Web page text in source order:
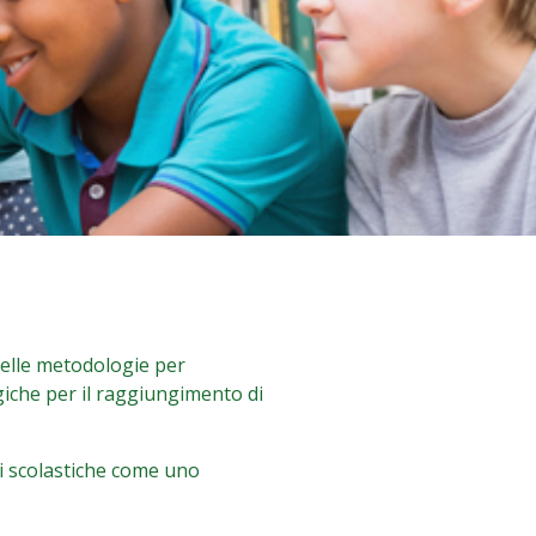
metodologie per
per il raggiungimento di
come uno